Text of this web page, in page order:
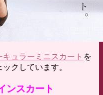
ュラーミニスカート を
クしています。
ンスカート